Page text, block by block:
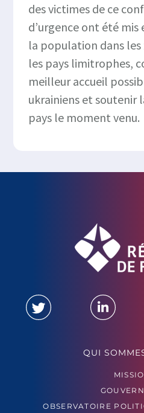
des victimes de ce
d’urgence ont été mis
la population dans
les pays limitrophes,
meilleur accueil
ukrainiens et soutenir
pays le moment venu.
QUI
OBSERVATOIRE